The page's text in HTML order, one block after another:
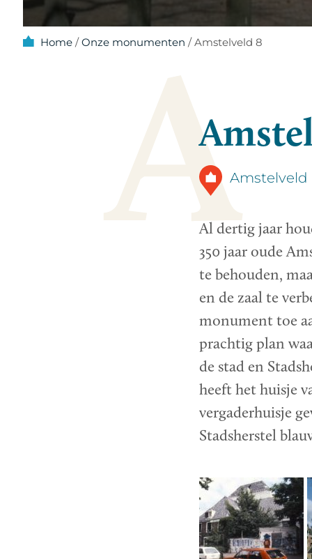
Home/Onze monumenten /Amstelveld 8
AAmstelveld
Al dertig jaar
350 jaar oude
te behouden,
en de zaal te
monument toe
prachtig plan
de stad en
heeft het huisje
vergaderhuisje
Stadsherstel